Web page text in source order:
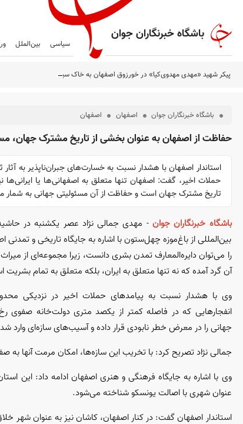
باشگاه خبرنگاران جوان
سیاسی بین‌الملل
پیکر شهید «مهدی مهدوی‌کیا» در خورزوق اصفهان به خاک سپرده شد
باشگاه خبرنگاران جوان اصفهان اصفهان
حفاظت از اصفهان به عنوان بخشی از تاریخ مشترک جهان،
استاندار اصفهان با هشدار نسبت به خسارت‌های جبران‌ناپذیر به
حملات اخیر، گفت: اصفهان تنها متعلق به اصفهانی‌ها یا
تاریخ مشترک جهان است و حفاظت از آن مسئولیتی جهانی به شمار
باشگاه خبرنگاران جوان- مهدی جمالی نژاد عصر یکشنبه در
بین‌المللی از باغ‌موزه چهل‌ستون با اشاره به جایگاه تاریخی و
را می‌توان دایره‌المعارف تمدن بشری دانست، زیرا مجموعه‌ای از
آن گرد آمده که نه تنها متعلق به ایران، بلکه متعلق به تمام
وی با هشدار نسبت به پیامد‌های حملات اخیر در نزدیکی
جهانی را در معرض خطر نابودی قرار داده و آسیب‌های سازه‌ای وارد
جمالی نژاد تصریح کرد: با تخریب این سازه‌ها، امکان مرمت آنها
عنوان شهری با اصالت یونسکو شناخته می‌شود.
استاندار اصفهان گفت: در کنار اصفهان، کاشان نیز به عنوان